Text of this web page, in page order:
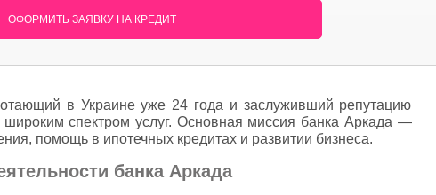
ОФОРМИТЬ ЗАЯВКУ НА КРЕДИТ
в Украине уже 24 года и заслуживший репутацию
широким спектром услуг. Основная миссия банка Аркада —
помощь в ипотечных кредитах и развитии бизнеса.
банка Аркада